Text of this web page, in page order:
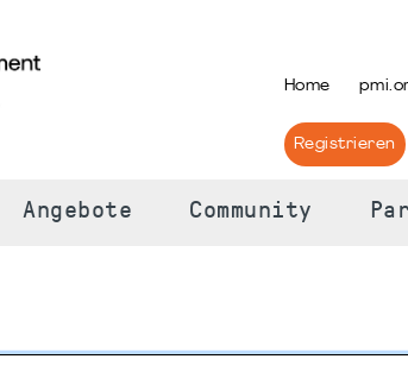
Home
Registrieren
Angebote Community